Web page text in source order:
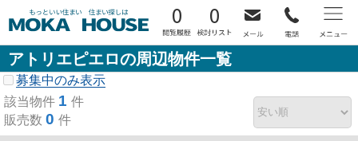
0 0
アトリエピエロの周辺物件一覧
募集中のみ表示
該当物件 1 件
販売数 0 件